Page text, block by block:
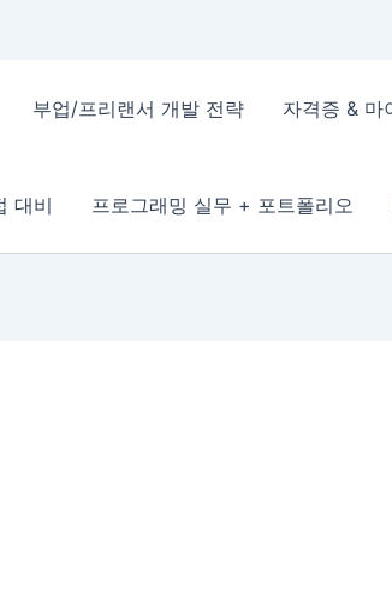
부업/프리랜서 개발 전략 자격증 & 마
대비 프로그래밍 실무 + 포트폴리오